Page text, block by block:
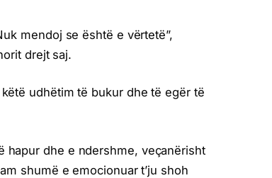
mendoj se është e vërtetë”,
drejt saj.
udhëtim të bukur dhe të egër të
hapur dhe e ndershme, veçanërisht
shumë e emocionuar t’ju shoh